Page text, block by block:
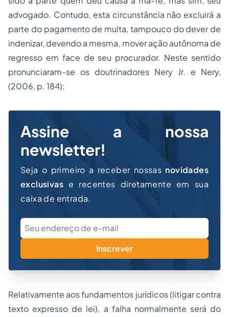
advogado. Contudo, esta circunstância não excluirá a
parte do pagamento de multa, tampouco do dever de
indenizar, devendo a mesma, mover ação autônoma de
regresso em face de seu procurador. Neste sentido
pronunciaram-se os doutrinadores Nery Jr. e Nery,
(2006, p. 184):
Assine a nossa
newsletter!
Seja o primeiro a receber nossas novidades
exclusivas e recentes diretamente em sua
caixa de entrada.
Inscrever
Relativamente aos fundamentos jurídicos (litigar contra
texto expresso de lei), a falha normalmente será do